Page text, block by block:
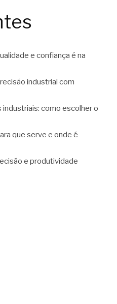
e confiança é na
industrial com
como escolher o
que serve e onde é
e produtividade